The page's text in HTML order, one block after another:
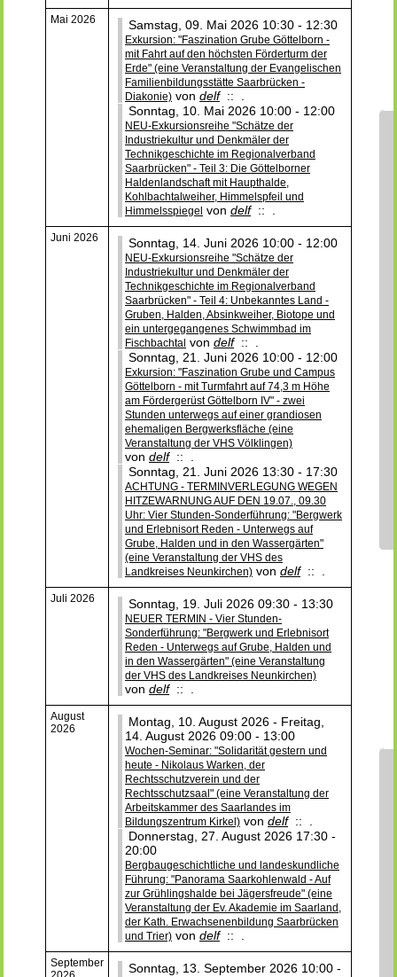
Mai 2026 Samstag, 09. Mai 2026 10:30 - 12:30
Exkursion: "Faszination Grube Göttelborn -
mit Fahrt auf den höchsten Förderturm der
Erde" (eine Veranstaltung der Evangelischen
Familienbildungsstätte Saarbrücken -
Diakonie) von delf:: .
Sonntag, 10. Mai 2026 10:00 - 12:00
NEU-Exkursionsreihe "Schätze der
Industriekultur und Denkmäler der
Technikgeschichte im Regionalverband
Saarbrücken" - Teil 3: Die Göttelborner
Haldenlandschaft mit Haupthalde,
Kohlbachtalweiher, Himmelspfeil und
Himmelsspiegel von delf:: .
Juni 2026 Sonntag, 14. Juni 2026 10:00 - 12:00
NEU-Exkursionsreihe "Schätze der
Industriekultur und Denkmäler der
Technikgeschichte im Regionalverband
Saarbrücken" - Teil 4: Unbekanntes Land -
Gruben, Halden, Absinkweiher, Biotope und
ein untergegangenes Schwimmbad im
Fischbachtal von delf:: .
Sonntag, 21. Juni 2026 10:00 - 12:00
Exkursion: "Faszination Grube und Campus
Göttelborn - mit Turmfahrt auf 74,3 m Höhe
am Fördergerüst Göttelborn IV" - zwei
Stunden unterwegs auf einer grandiosen
ehemaligen Bergwerksfläche (eine
Veranstaltung der VHS Völklingen)
von delf:: .
Sonntag, 21. Juni 2026 13:30 - 17:30
ACHTUNG - TERMINVERLEGUNG WEGEN
HITZEWARNUNG AUF DEN 19.07., 09.30
Uhr: Vier Stunden-Sonderführung: "Bergwerk
und Erlebnisort Reden - Unterwegs auf
Grube, Halden und in den Wassergärten"
(eine Veranstaltung der VHS des
Landkreises Neunkirchen) von delf:: .
Juli 2026 Sonntag, 19. Juli 2026 09:30 - 13:30
NEUER TERMIN - Vier Stunden-
Sonderführung: "Bergwerk und Erlebnisort
Reden - Unterwegs auf Grube, Halden und
in den Wassergärten" (eine Veranstaltung
der VHS des Landkreises Neunkirchen)
von delf:: .
August
2026
Montag, 10. August 2026 - Freitag,
14. August 2026 09:00 - 13:00
Wochen-Seminar: "Solidarität gestern und
heute - Nikolaus Warken, der
Rechtsschutzverein und der
Rechtsschutzsaal" (eine Veranstaltung der
Arbeitskammer des Saarlandes im
Bildungszentrum Kirkel) von delf:: .
Donnerstag, 27. August 2026 17:30 -
20:00
Bergbaugeschichtliche und landeskundliche
Führung: "Panorama Saarkohlenwald - Auf
zur Grühlingshalde bei Jägersfreude" (eine
Veranstaltung der Ev. Akademie im Saarland,
der Kath. Erwachsenenbildung Saarbrücken
und Trier) von delf:: .
September
Sonntag, 13. September 2026 10:00 -